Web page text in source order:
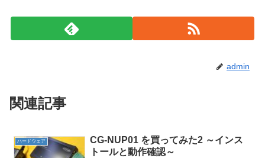
admin
関連記事
ハードウェア
CG-NUP01 を買ってみた2 ～インス
トールと動作確認～